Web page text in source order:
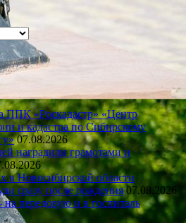
ППК «Роскадастр» «Центр
и кадастра по Сибирскому
07.08.2026
наградили грамотами и
в Новосибирской области
сразу после рождения 07.08.2026
передовую и в госпиталь